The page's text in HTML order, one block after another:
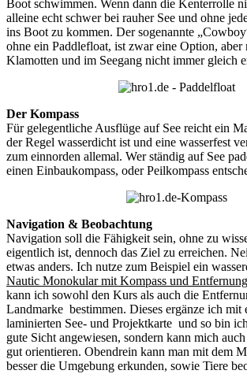
Boot schwimmen. Wenn dann die Kenterrolle
alleine echt schwer bei rauher See und ohne
ins Boot zu kommen. Der sogenannte
ohne ein Paddlefloat, ist zwar eine Option, aber
Klamotten und im Seegang nicht immer gleich
Der Kompass
Für gelegentliche Ausflüge auf See reicht ein
der Regel wasserdicht ist und eine wasserfest
zum einnorden allemal. Wer ständig auf See
einen Einbaukompass, oder Peilkompass
Navigation & Beobachtung
Navigation soll die Fähigkeit sein, ohne zu
eigentlich ist, dennoch das Ziel zu erreichen.
etwas anders. Ich nutze zum Beispiel ein
Nautic Monokular mit Kompass und
kann ich sowohl den Kurs als auch die
Landmarke bestimmen. Dieses ergänze ich mit
laminierten See- und Projektkarte und so bin
gute Sicht angewiesen, sondern kann mich
gut orientieren. Obendrein kann man mit dem
besser die Umgebung erkunden, sowie Tiere